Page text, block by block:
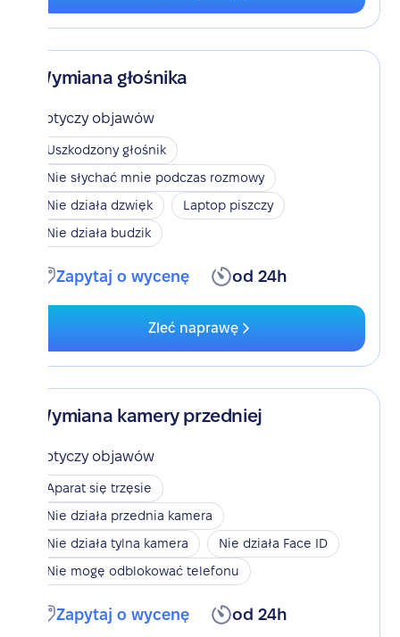
Wymiana głośnika
Dotyczy objawów
Uszkodzony głośnik
Nie słychać mnie podczas rozmowy
Nie działa dzwięk
Laptop piszczy
Nie działa budzik
Zapytaj o wycenę od 24h
Zleć naprawę
Wymiana kamery przedniej
Dotyczy objawów
Aparat się trzęsie
Nie działa przednia kamera
Nie działa tylna kamera
Nie działa Face ID
Nie mogę odblokować telefonu
Zapytaj o wycenę od 24h